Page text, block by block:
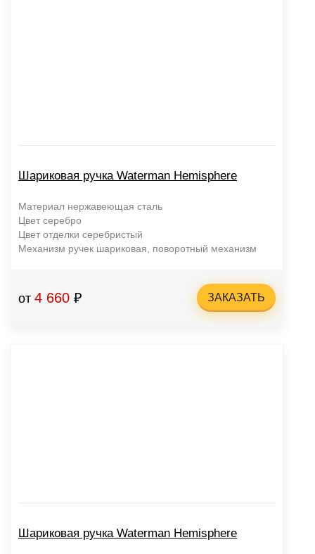
Шариковая ручка Waterman Hemisphere
Материал нержавеющая сталь
Цвет серебро
Цвет отделки серебристый
Механизм ручек шариковая, поворотный механизм
от 4 660 ₽ ЗАКАЗАТЬ
Шариковая ручка Waterman Hemisphere